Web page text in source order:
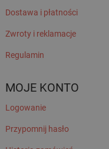
Dostawa i płatności
Zwroty i reklamacje
Regulamin
MOJE KONTO
Logowanie
Przypomnij hasło